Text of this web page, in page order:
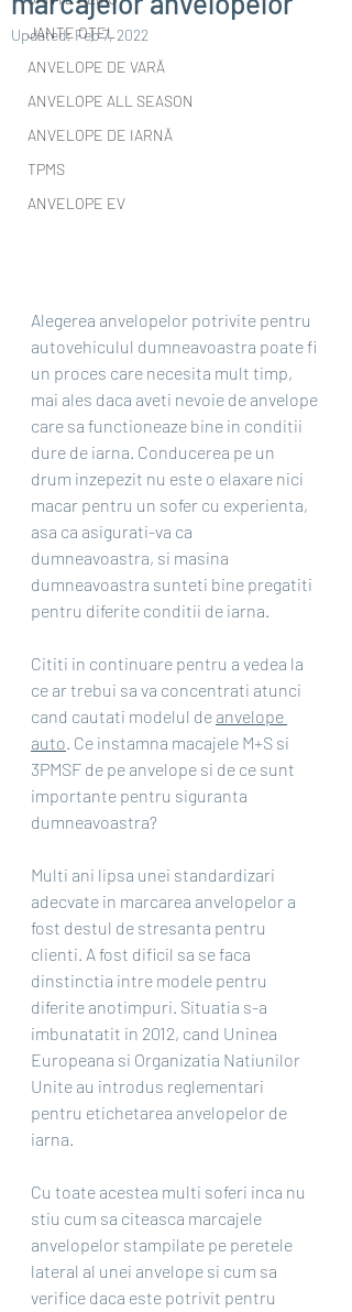
JANTE OȚEL
ANVELOPE DE VARĂ
ANVELOPE ALL SEASON
ANVELOPE DE IARNĂ
TPMS
ANVELOPE EV
Updated:Feb 7, 2022
Alegerea anvelopelor potrivite pentru
autovehiculul dumneavoastra poate fi
un proces care necesita mult timp,
mai ales daca aveti nevoie de anvelope
care sa functioneaze bine in conditii
dure de iarna. Conducerea pe un
drum inzepezit nu este o elaxare nici
macar pentru un sofer cu experienta,
asa ca asigurati-va ca
dumneavoastra, si masina
dumneavoastra sunteti bine pregatiti
pentru diferite conditii de iarna.
Cititi in continuare pentru a vedea la
ce ar trebui sa va concentrati atunci
cand cautati modelul de anvelope
auto. Ce instamna macajele M+S si
3PMSF de pe anvelope si de ce sunt
importante pentru siguranta
dumneavoastra?
Multi ani lipsa unei standardizari
adecvate in marcarea anvelopelor a
fost destul de stresanta pentru
clienti. A fost dificil sa se faca
dinstinctia intre modele pentru
diferite anotimpuri. Situatia s-a
imbunatatit in 2012, cand Uninea
Europeana si Organizatia Natiunilor
Unite au introdus reglementari
pentru etichetarea anvelopelor de
iarna.
Cu toate acestea multi soferi inca nu
stiu cum sa citeasca marcajele
anvelopelor stampilate pe peretele
lateral al unei anvelope si cum sa
verifice daca este potrivit pentru